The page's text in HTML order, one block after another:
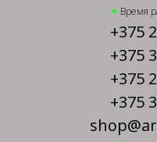
Время
+375
+375
+375
+375